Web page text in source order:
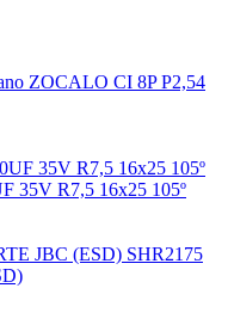
ZOCALO CI 8P P2,54
35V R7,5 16x25 105º
SHR2175